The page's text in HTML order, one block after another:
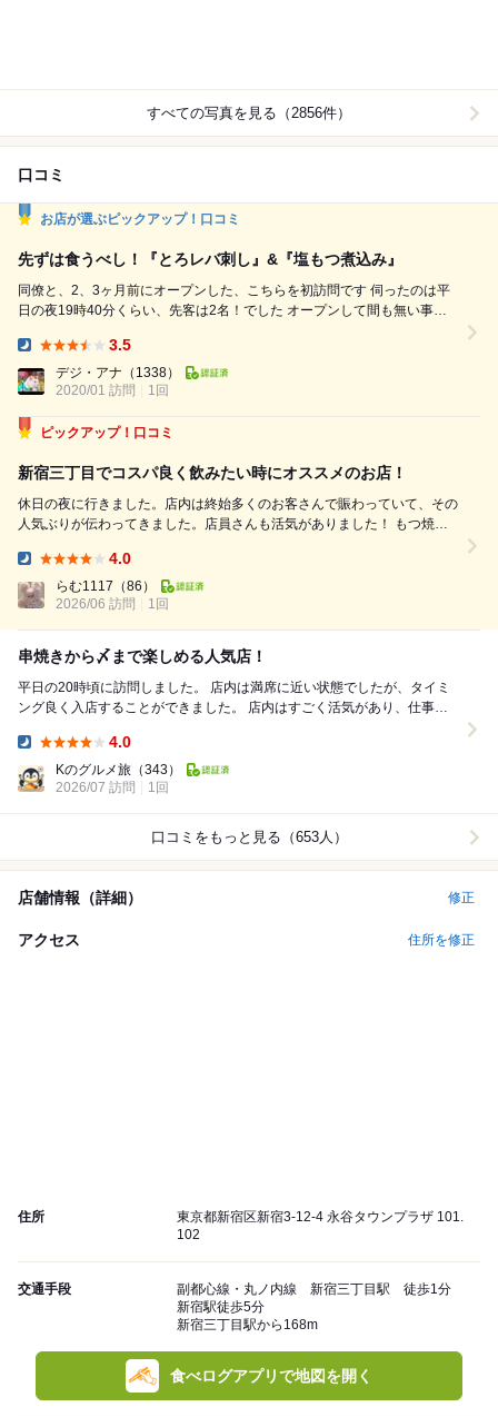
すべての写真を見る（2856件）
口コミ
お店が選ぶピックアップ！口コミ
先ずは食うべし！『とろレバ刺し』&『塩もつ煮込み』
同僚と、2、3ヶ月前にオープンした、こちらを初訪問です 伺ったのは平
日の夜19時40分くらい、先客は2名！でした オープンして間も無い事も
新鮮さが良くわかる美味しいさでした 特に【とろレバ刺し（759円）】
臭みは一切なく、クリーミーで濃厚な味わい！脂も乗っており、みんな喜
3.5
デジ・アナ （1338）
2020/01 訪問
1回
ピックアップ！口コミ
新宿三丁目でコスパ良く飲みたい時にオススメのお店！
休日の夜に行きました。店内は終始多くのお客さんで賑わっていて、その
人気ぶりが伝わってきました。店員さんも活気がありました！ もつ焼き
つ楽しめます。 【注文メニュー】 ・たん(舌)1本 ・はつ(心臓)1本 ・つく
ね 1...
4.0
らむ1117 （86）
2026/06 訪問
1回
串焼きから〆まで楽しめる人気店！
平日の20時頃に訪問しました。 店内は満席に近い状態でしたが、タイミ
ング良く入店することができました。 店内はすごく活気があり、仕事帰
4.0
Kのグルメ旅 （343）
2026/07 訪問
1回
口コミをもっと見る（653人）
店舗情報（詳細） 修正
アクセス 住所を修正
住所
東京都新宿区新宿3-12-4 永谷タウンプラザ 101.
102
交通手段
副都心線・丸ノ内線 新宿三丁目駅 徒歩1分
新宿駅徒歩5分
新宿三丁目駅から168m
食べログアプリで地図を開く